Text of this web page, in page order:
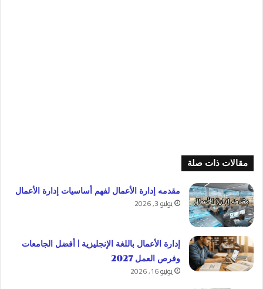
مقالات ذات صلة
مقدمه إدارة الأعمال لفهم أساسيات إدارة الأعمال
يوليو 3, 2026
إدارة الأعمال باللغة الإنجليزية | أفضل الجامعات
وفرص العمل 2027
يونيو 16, 2026